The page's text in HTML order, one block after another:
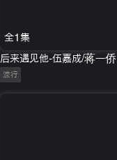
全1集
后来遇见他-伍嘉成/蒋一侨
流行